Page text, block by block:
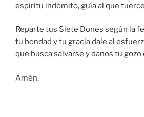
espíritu indómito, guía al que
Reparte tus Siete Dones según la
tu bondad y tu gracia dale al
que busca salvarse y danos tu
Amén.